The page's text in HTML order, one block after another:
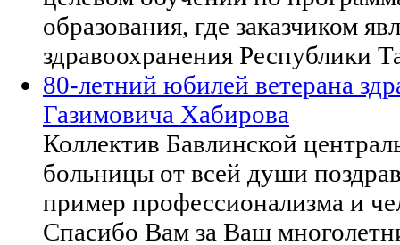
образования, где заказчиком
здравоохранения Республики
80-летний юбилей ветерана
Газимовича Хабирова
Коллектив Бавлинской
больницы от всей души
пример профессионализма и
Спасибо Вам за Ваш